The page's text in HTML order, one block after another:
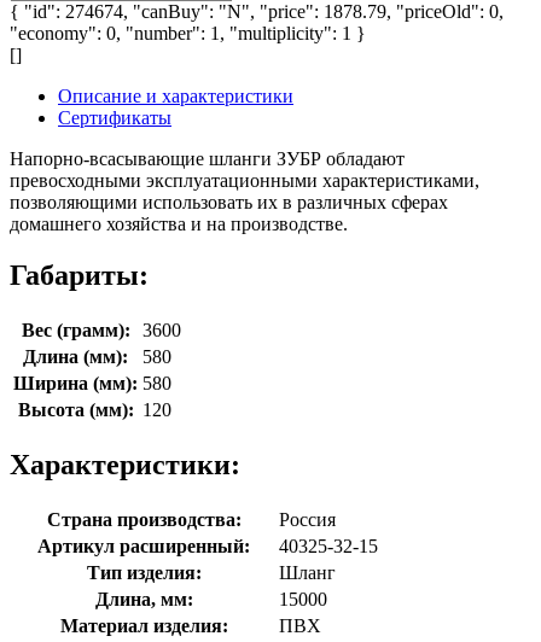
{ "id": 274674, "canBuy": "N", "price": 1878.79, "priceOld": 0,
"economy": 0, "number": 1, "multiplicity": 1 }
[]
Описание и характеристики
Сертификаты
Напорно-всасывающие шланги ЗУБР обладают
превосходными эксплуатационными характеристиками,
позволяющими использовать их в различных сферах
домашнего хозяйства и на производстве.
Габариты:
Вес (грамм):
3600
Длина (мм):
580
Ширина (мм): 580
Высота (мм): 120
Характеристики:
Страна производства:
Россия
Артикул расширенный:
40325-32-15
Тип изделия:
Шланг
Длина, мм:
15000
Материал изделия:
ПВХ